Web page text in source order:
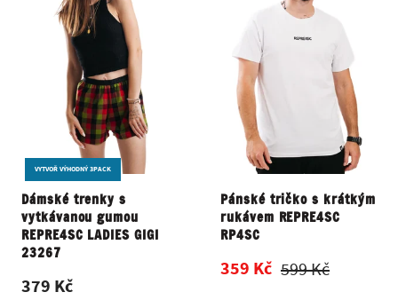
VYTVOŘ VÝHODNÝ 3PACK
Dámské trenky s
vytkávanou gumou
REPRE4SC LADIES GIGI
23267
379 Kč
Pánské tričko s krátkým
rukávem REPRE4SC
RP4SC
359 Kč 599 Kč